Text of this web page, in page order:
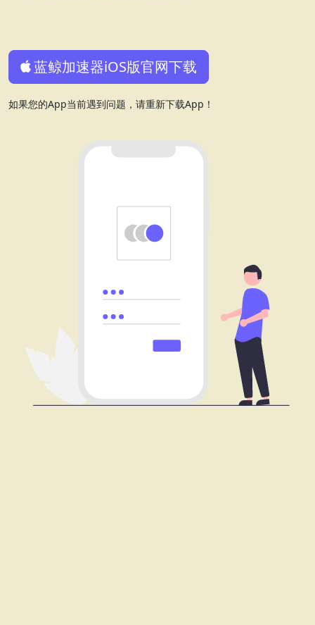
蓝鲸加速器iOS版官网下载
如果您的App当前遇到问题，请重新下载App！